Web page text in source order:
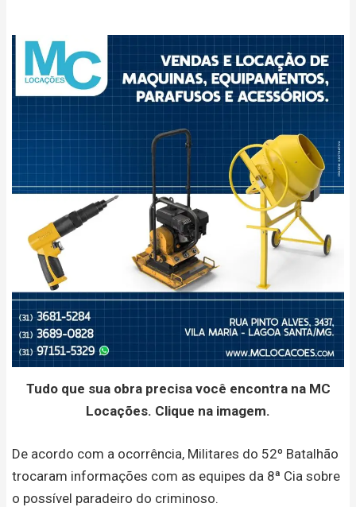
Tudo que sua obra precisa você encontra na MC
Locações. Clique na imagem.
De acordo com a ocorrência, Militares do 52º Batalhão
trocaram informações com as equipes da 8ª Cia sobre
o possível paradeiro do criminoso.